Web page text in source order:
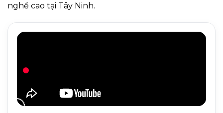
nghề cao tại Tây Ninh.